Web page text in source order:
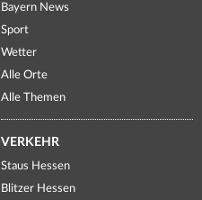
Bayern News
Sport
Wetter
Alle Orte
Alle Themen
VERKEHR
Staus Hessen
Blitzer Hessen